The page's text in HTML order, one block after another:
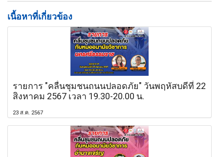
เนื้อหาที่เกี่ยวข้อง
รายการ "คลื่นชุมชนถนนปลอดภัย" วันพฤหัสบดีที่ 22
สิงหาคม 2567 เวลา 19.30-20.00 น.
23 ส.ค. 2567